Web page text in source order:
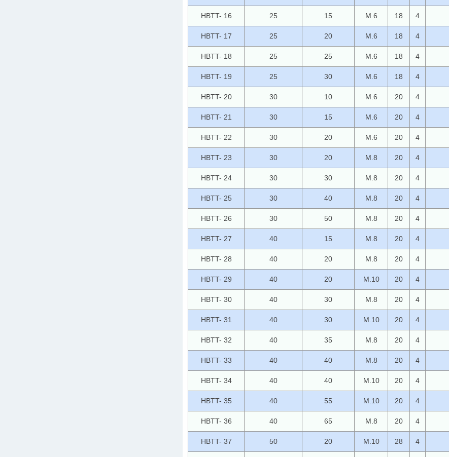
HBTT- 16 25 15 M.6 18 4
HBTT- 17 25 20 M.6 18 4
HBTT- 18 25 25 M.6 18 4
HBTT- 19 25 30 M.6 18 4
HBTT- 20 30 10 M.6 20 4
HBTT- 21 30 15 M.6 20 4
HBTT- 22 30 20 M.6 20 4
HBTT- 23 30 20 M.8 20 4
HBTT- 24 30 30 M.8 20 4
HBTT- 25 30 40 M.8 20 4
HBTT- 26 30 50 M.8 20 4
HBTT- 27 40 15 M.8 20 4
HBTT- 28 40 20 M.8 20 4
HBTT- 29 40 20 M.10 20 4
HBTT- 30 40 30 M.8 20 4
HBTT- 31 40 30 M.10 20 4
HBTT- 32 40 35 M.8 20 4
HBTT- 33 40 40 M.8 20 4
HBTT- 34 40 40 M.10 20 4
HBTT- 35 40 55 M.10 20 4
HBTT- 36 40 65 M.8 20 4
HBTT- 37 50 20 M.10 28 4